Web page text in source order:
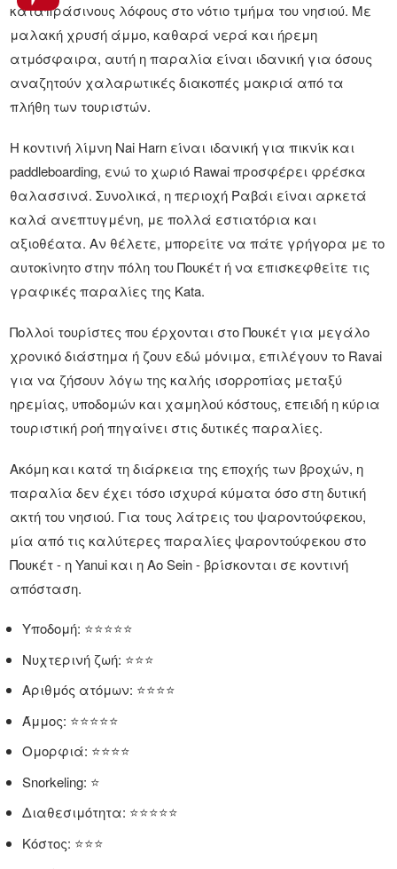
καταπράσινους λόφους στο νότιο τμήμα του νησιού. Με
μαλακή χρυσή άμμο, καθαρά νερά και ήρεμη
ατμόσφαιρα, αυτή η παραλία είναι ιδανική για όσους
αναζητούν χαλαρωτικές διακοπές μακριά από τα
πλήθη των τουριστών.
Η κοντινή λίμνη Nai Harn είναι ιδανική για πικνίκ και
paddleboarding, ενώ το χωριό Rawai προσφέρει φρέσκα
θαλασσινά. Συνολικά, η περιοχή Ραβάι είναι αρκετά
καλά ανεπτυγμένη, με πολλά εστιατόρια και
αξιοθέατα. Αν θέλετε, μπορείτε να πάτε γρήγορα με το
αυτοκίνητο στην πόλη του Πουκέτ ή να επισκεφθείτε τις
γραφικές παραλίες της Kata.
Πολλοί τουρίστες που έρχονται στο Πουκέτ για μεγάλο
χρονικό διάστημα ή ζουν εδώ μόνιμα, επιλέγουν το Ravai
για να ζήσουν λόγω της καλής ισορροπίας μεταξύ
ηρεμίας, υποδομών και χαμηλού κόστους, επειδή η κύρια
τουριστική ροή πηγαίνει στις δυτικές παραλίες.
Ακόμη και κατά τη διάρκεια της εποχής των βροχών, η
παραλία δεν έχει τόσο ισχυρά κύματα όσο στη δυτική
ακτή του νησιού. Για τους λάτρεις του ψαροντούφεκου,
μία από τις καλύτερες παραλίες ψαροντούφεκου στο
Πουκέτ - η Yanui και η Ao Sein - βρίσκονται σε κοντινή
απόσταση.
Υποδομή: ⭐⭐⭐⭐⭐
Νυχτερινή ζωή: ⭐⭐⭐
Αριθμός ατόμων: ⭐⭐⭐⭐
Άμμος: ⭐⭐⭐⭐⭐
Ομορφιά: ⭐⭐⭐⭐
Snorkeling: ⭐
Διαθεσιμότητα: ⭐⭐⭐⭐⭐
Κόστος: ⭐⭐⭐